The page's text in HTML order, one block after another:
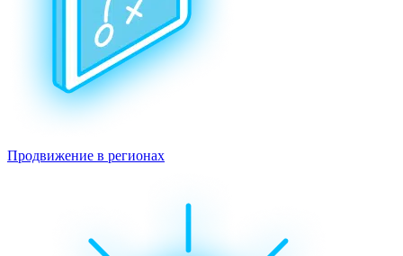
Продвижение в регионах